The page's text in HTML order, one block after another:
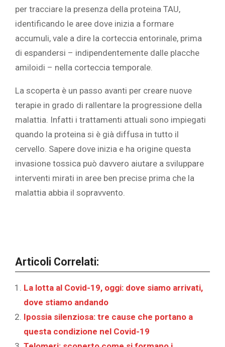
per tracciare la presenza della proteina TAU,
identificando le aree dove inizia a formare
accumuli, vale a dire la corteccia entorinale, prima
di espandersi – indipendentemente dalle placche
amiloidi – nella corteccia temporale.
La scoperta è un passo avanti per creare nuove
terapie in grado di rallentare la progressione della
malattia. Infatti i trattamenti attuali sono impiegati
quando la proteina si è già diffusa in tutto il
cervello. Sapere dove inizia e ha origine questa
invasione tossica può davvero aiutare a sviluppare
interventi mirati in aree ben precise prima che la
malattia abbia il sopravvento.
Articoli Correlati:
La lotta al Covid-19, oggi: dove siamo arrivati,
dove stiamo andando
Ipossia silenziosa: tre cause che portano a
questa condizione nel Covid-19